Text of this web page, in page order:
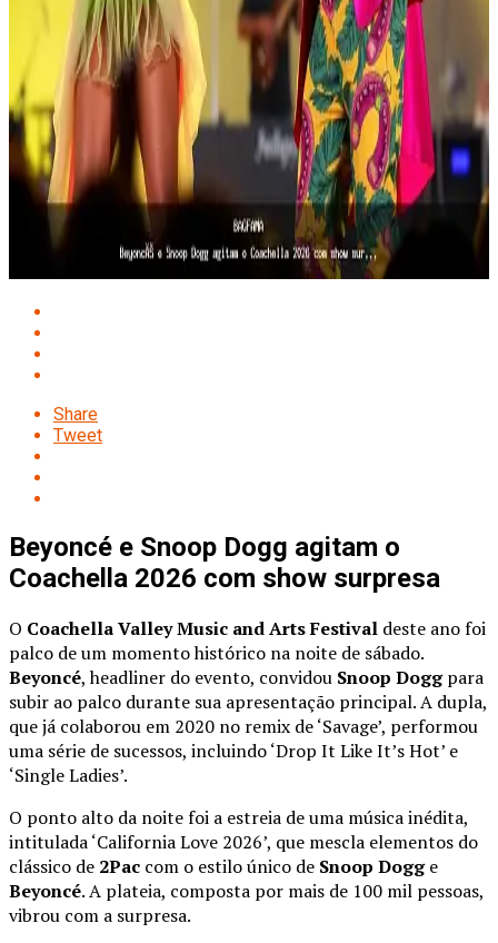
Share
Tweet
Beyoncé e Snoop Dogg agitam o
Coachella 2026 com show surpresa
O Coachella Valley Music and Arts Festival deste ano foi
palco de um momento histórico na noite de sábado.
Beyoncé, headliner do evento, convidou Snoop Doggpara
subir ao palco durante sua apresentação principal. A dupla,
que já colaborou em 2020 no remix de ‘Savage’, performou
uma série de sucessos, incluindo ‘Drop It Like It’s Hot’ e
‘Single Ladies’.
O ponto alto da noite foi a estreia de uma música inédita,
intitulada ‘California Love 2026’, que mescla elementos do
clássico de 2Pac com o estilo único de Snoop Dogge
Beyoncé. A plateia, composta por mais de 100 mil pessoas,
vibrou com a surpresa.